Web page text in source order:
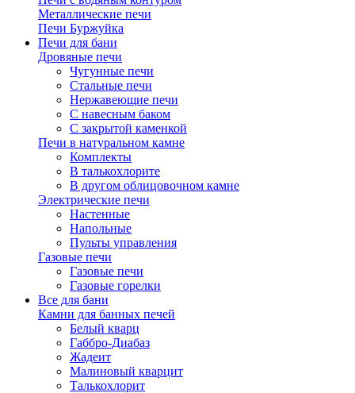
Металлические печи
Печи Буржуйка
Печи для бани
Дровяные печи
Чугунные печи
Стальные печи
Нержавеющие печи
С навесным баком
С закрытой каменкой
Печи в натуральном камне
Комплекты
В талькохлорите
В другом облицовочном камне
Электрические печи
Настенные
Напольные
Пульты управления
Газовые печи
Газовые печи
Газовые горелки
Все для бани
Камни для банных печей
Белый кварц
Габбро-Диабаз
Жадеит
Малиновый кварцит
Талькохлорит